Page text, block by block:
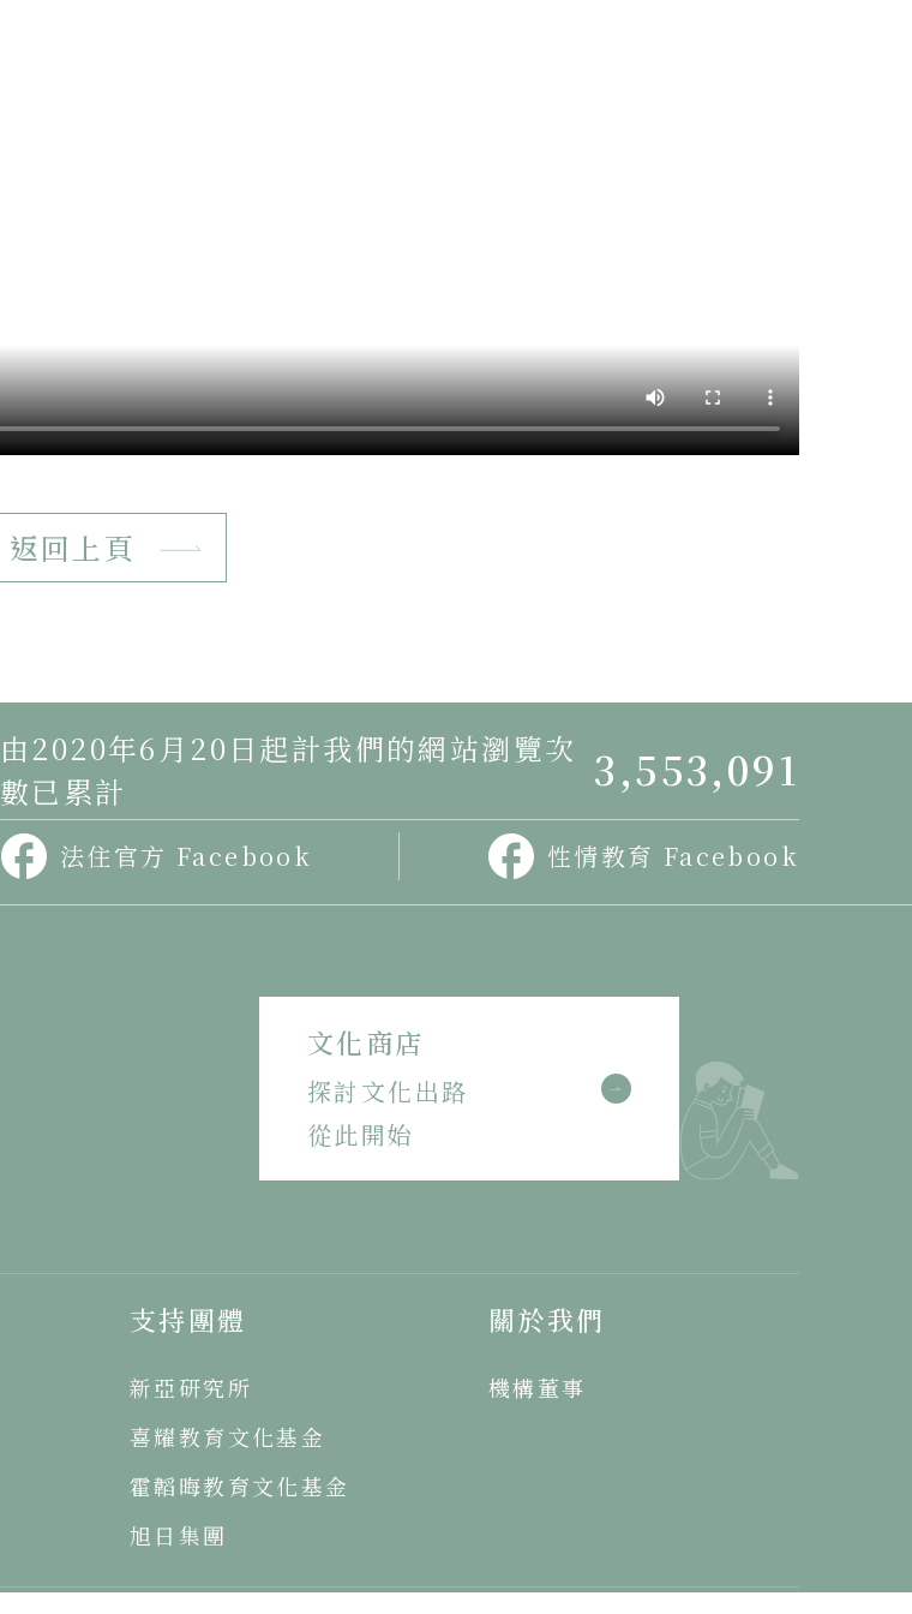
返回上頁
由2020年6月20日起計我們的網站瀏覽次
數已累計
3,553,091
法住官方 Facebook 性情教育 Facebook
文化商店
探討文化出路
從此開始
支持團體
新亞研究所
喜耀教育文化基金
霍韜晦教育文化基金
旭日集團
關於我們
機構董事